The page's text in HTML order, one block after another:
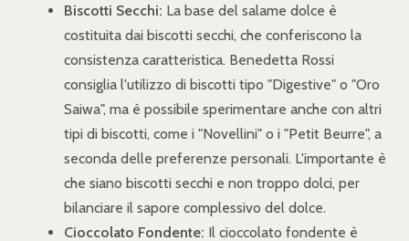
Biscotti Secchi: La base del salame dolce è
costituita dai biscotti secchi, che conferiscono la
consistenza caratteristica. Benedetta Rossi
consiglia l'utilizzo di biscotti tipo "Digestive" o "Oro
Saiwa", ma è possibile sperimentare anche con altri
tipi di biscotti, come i "Novellini" o i "Petit Beurre", a
seconda delle preferenze personali. L'importante è
che siano biscotti secchi e non troppo dolci, per
bilanciare il sapore complessivo del dolce.
Cioccolato Fondente: Il cioccolato fondente è